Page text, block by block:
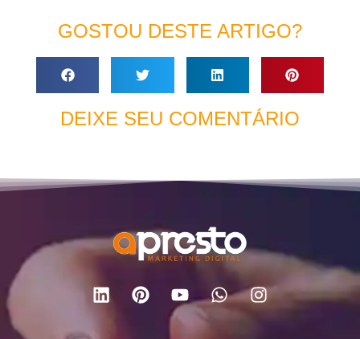
GOSTOU DESTE ARTIGO?
DEIXE SEU COMENTÁRIO